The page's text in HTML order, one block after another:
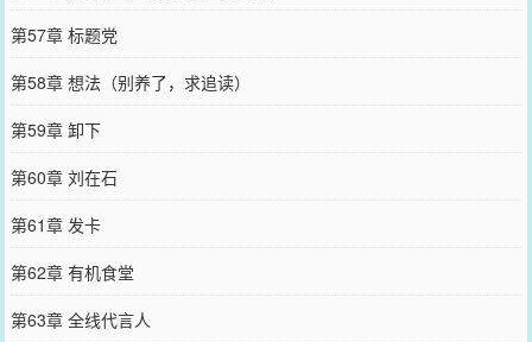
第57章 标题党
第58章 想法（别养了，求追读）
第59章 卸下
第60章 刘在石
第61章 发卡
第62章 有机食堂
第63章 全线代言人